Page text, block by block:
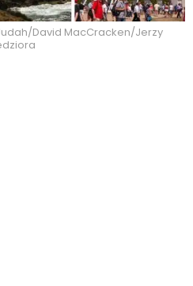
David MacCracken/Jerzy